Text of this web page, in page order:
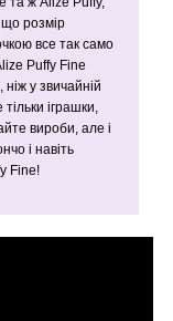
розмір
все так само
Puffy Fine
у звичайній
іграшки,
вироби, але і
і навіть
Fine!